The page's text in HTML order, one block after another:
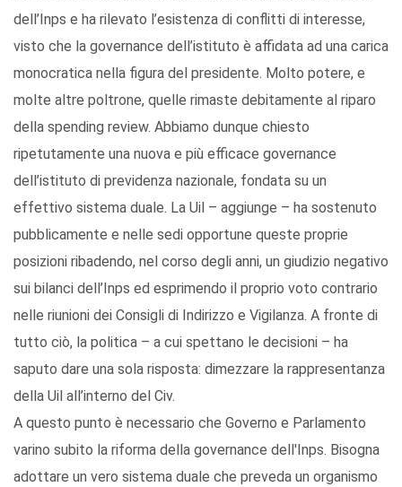
dell’Inps e ha rilevato l’esistenza di conflitti di interesse,
visto che la governance dell’istituto è affidata ad una carica
monocratica nella figura del presidente. Molto potere, e
molte altre poltrone, quelle rimaste debitamente al riparo
della spending review. Abbiamo dunque chiesto
ripetutamente una nuova e più efficace governance
dell’istituto di previdenza nazionale, fondata su un
effettivo sistema duale. La Uil – aggiunge – ha sostenuto
pubblicamente e nelle sedi opportune queste proprie
posizioni ribadendo, nel corso degli anni, un giudizio negativo
sui bilanci dell’Inps ed esprimendo il proprio voto contrario
nelle riunioni dei Consigli di Indirizzo e Vigilanza. A fronte di
tutto ciò, la politica – a cui spettano le decisioni – ha
saputo dare una sola risposta: dimezzare la rappresentanza
della Uil all’interno del Civ.
A questo punto è necessario che Governo e Parlamento
varino subito la riforma della governance dell'Inps. Bisogna
adottare un vero sistema duale che preveda un organismo